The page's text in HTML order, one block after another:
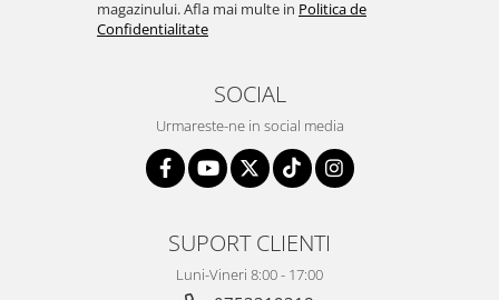
magazinului. Afla mai multe in Politica de
Confidentialitate
SOCIAL
Urmareste-ne in social media
SUPORT CLIENTI
Luni-Vineri 8:00 - 17:00